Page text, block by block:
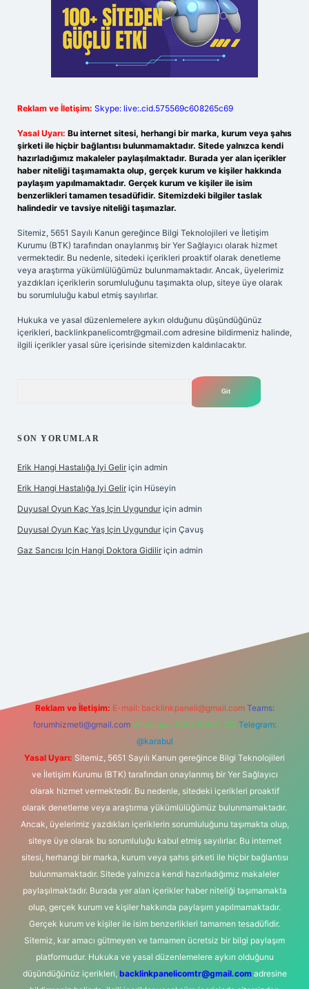
Reklam ve İletişim: Skype: live:.cid.575569c608265c69
Yasal Uyarı: Bu internet sitesi, herhangi bir marka, kurum veya şahıs
şirketi ile hiçbir bağlantısı bulunmamaktadır. Sitede yalnızca kendi
hazırladığımız makaleler paylaşılmaktadır. Burada yer alan içerikler
haber niteliği taşımamakta olup, gerçek kurum ve kişiler hakkında
paylaşım yapılmamaktadır. Gerçek kurum ve kişiler ile isim
benzerlikleri tamamen tesadüfidir. Sitemizdeki bilgiler taslak
halindedir ve tavsiye niteliği taşımazlar.
Sitemiz, 5651 Sayılı Kanun gereğince Bilgi Teknolojileri ve İletişim
Kurumu (BTK) tarafından onaylanmış bir Yer Sağlayıcı olarak hizmet
vermektedir. Bu nedenle, sitedeki içerikleri proaktif olarak denetleme
veya araştırma yükümlülüğümüz bulunmamaktadır. Ancak, üyelerimiz
yazdıkları içeriklerin sorumluluğunu taşımakta olup, siteye üye olarak
bu sorumluluğu kabul etmiş sayılırlar.
Hukuka ve yasal düzenlemelere aykırı olduğunu düşündüğünüz
içerikleri, backlinkpanelicomtr@gmail.com adresine bildirmeniz halinde,
ilgili içerikler yasal süre içerisinde sitemizden kaldırılacaktır.
SON YORUMLAR
Erik Hangi Hastalığa Iyi Gelir için admin
Erik Hangi Hastalığa Iyi Gelir için Hüseyin
Duyusal Oyun Kaç Yaş Için Uygundur için admin
Duyusal Oyun Kaç Yaş Için Uygundur için Çavuş
Gaz Sancısı Için Hangi Doktora Gidilir için admin
Reklam ve İletişim: E-mail: backlinkpaneli@gmail.com Teams:
forumhizmeti@gmail.com Whatsapp: 0262 606 0 726 Telegram:
@karabul
Yasal Uyarı: Sitemiz, 5651 Sayılı Kanun gereğince Bilgi Teknolojileri
ve İletişim Kurumu (BTK) tarafından onaylanmış bir Yer Sağlayıcı
olarak hizmet vermektedir. Bu nedenle, sitedeki içerikleri proaktif
olarak denetleme veya araştırma yükümlülüğümüz bulunmamaktadır.
Ancak, üyelerimiz yazdıkları içeriklerin sorumluluğunu taşımakta olup,
siteye üye olarak bu sorumluluğu kabul etmiş sayılırlar. Bu internet
sitesi, herhangi bir marka, kurum veya şahıs şirketi ile hiçbir bağlantısı
bulunmamaktadır. Sitede yalnızca kendi hazırladığımız makaleler
paylaşılmaktadır. Burada yer alan içerikler haber niteliği taşımamakta
olup, gerçek kurum ve kişiler hakkında paylaşım yapılmamaktadır.
Gerçek kurum ve kişiler ile isim benzerlikleri tamamen tesadüfidir.
Sitemiz, kar amacı gütmeyen ve tamamen ücretsiz bir bilgi paylaşım
platformudur. Hukuka ve yasal düzenlemelere aykırı olduğunu
düşündüğünüz içerikleri, backlinkpanelicomtr@gmail.comadresine